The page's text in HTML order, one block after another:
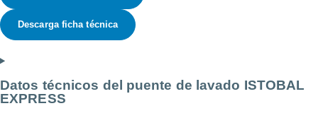
Descarga ficha técnica
Datos técnicos del puente de lavado ISTOBAL
EXPRESS